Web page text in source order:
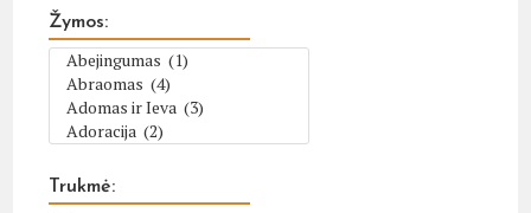
Žymos:
Trukmė: